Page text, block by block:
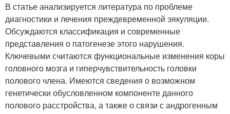
В статье анализируется литература по проблеме
диагностики и лечения преждевременной эякуляции.
Обсуждаются классификация и современные
представления о патогенезе этого нарушения.
Ключевыми считаются функциональные изменения коры
головного мозга и гиперчувствительность головки
полового члена. Имеются сведения о возможном
генетически обусловленном компоненте данного
полового расстройства, а также о связи с андрогенным